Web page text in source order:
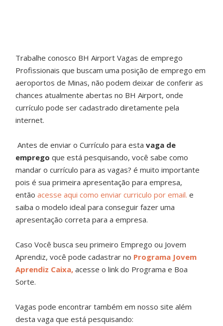
Trabalhe conosco BH Airport Vagas de emprego
Profissionais que buscam uma posição de emprego em
aeroportos de Minas, não podem deixar de conferir as
chances atualmente abertas no BH Airport, onde
currículo pode ser cadastrado diretamente pela
internet.
Antes de enviar o Currículo para estavaga de
empregoque está pesquisando, você sabe como
mandar o currículo para as vagas? é muito importante
pois é sua primeira apresentação para empresa,
entãoacesse aqui como enviar curriculo por email. e
saiba o modelo ideal para conseguir fazer uma
apresentação correta para a empresa.
Caso Você busca seu primeiro Emprego ou Jovem
Aprendiz, você pode cadastrar no Programa Jovem
Aprendiz Caixa, acesse o link do Programa e Boa
Sorte.
Vagas pode encontrar também em nosso site além
desta vaga que está pesquisando: